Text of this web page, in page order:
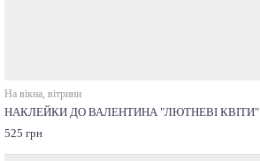
На вікна, вітрини
НАКЛЕЙКИ ДО ВАЛЕНТИНА "ЛЮТНЕВІ КВІТИ"
525 грн